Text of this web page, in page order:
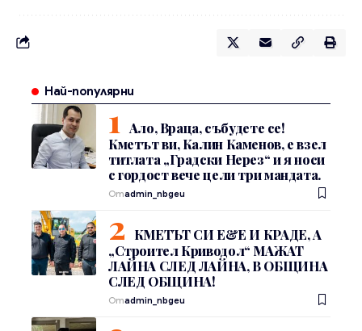
Най-популярни
Ало, Враца, събудете се!
Кметът ви, Калин Каменов, е взел
титлата „Градски Нерез“ и я носи
с гордост вече цели три мандата.
Отadmin_nbgeu
КМЕТЪТ СИ Е&Е И КРАДЕ, А
„Строител Криводол“ МАЖАТ
ЛАЙНА СЛЕД ЛАЙНА, В ОБЩИНА
СЛЕД ОБЩИНА!
Отadmin_nbgeu